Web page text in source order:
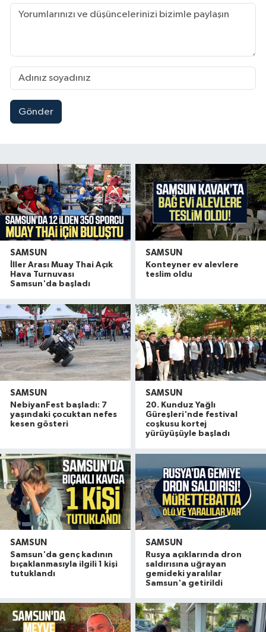
Gönder
SAMSUN
İller Arası Muay Thai Açık
Hava Turnuvası
Samsun'da başladı
SAMSUN
Konteyner ev alevlere
teslim oldu
SAMSUN
NebiyanFest başladı: 7
yaşındaki çocuktan nefes
kesen gösteri
SAMSUN
20. Kunduz Yağlı
Güreşleri'nde festival
coşkusu kortej
yürüyüşüyle başladı
SAMSUN
Samsun'da genç kadının
bıçaklanmasıyla ilgili 1 kişi
tutuklandı
SAMSUN
Rusya açıklarında dron
saldırısına uğrayan
gemideki yaralılar
Samsun'a getirildi